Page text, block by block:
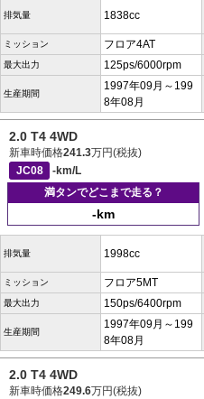
排気量 1838cc
ミッション フロア4AT
最大出力 125ps/6000rpm
生産期間
1997年09月～199
8年08月
2.0 T4 4WD
新車時価格241.3万円(税抜)
JC08
-km/L
満タンでどこまで走る？
-km
排気量 1998cc
ミッション フロア5MT
最大出力 150ps/6400rpm
生産期間
1997年09月～199
8年08月
2.0 T4 4WD
新車時価格249.6万円(税抜)